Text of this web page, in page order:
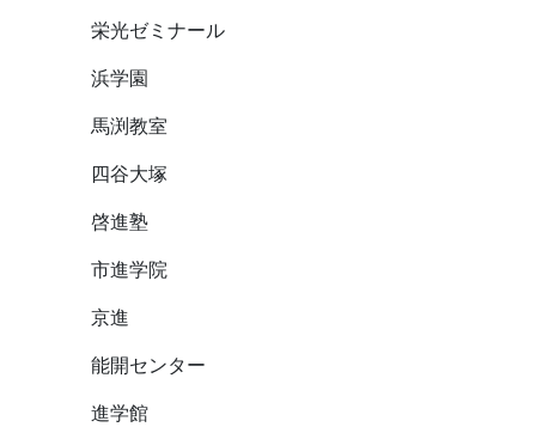
栄光ゼミナール
浜学園
馬渕教室
四谷大塚
啓進塾
市進学院
京進
能開センター
進学館